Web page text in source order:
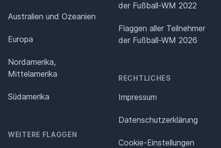
Australien und Ozeanien
Europa
Nordamerika,
Mittelamerika
Südamerika
WEITERE FLAGGEN
der Fußball-WM 2022
Flaggen aller Teilnehmer
der Fußball-WM 2026
RECHTLICHES
Impressum
Datenschutz­erklärung
Cookie-Einstellungen